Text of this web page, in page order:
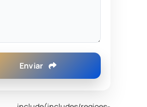
Enviar